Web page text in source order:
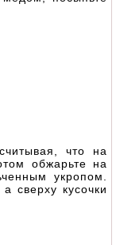
что на
обжарьте на
укропом.
сверху кусочки